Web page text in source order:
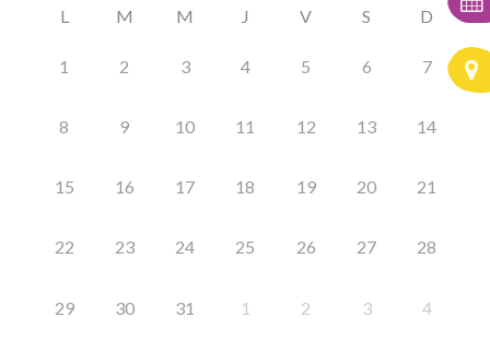
L M M J V S D
1 2 3 4 5 6 7
8 9 10 11 12 13 14
15 16 17 18 19 20 21
22 23 24 25 26 27 28
29 30 31 1 2 3 4